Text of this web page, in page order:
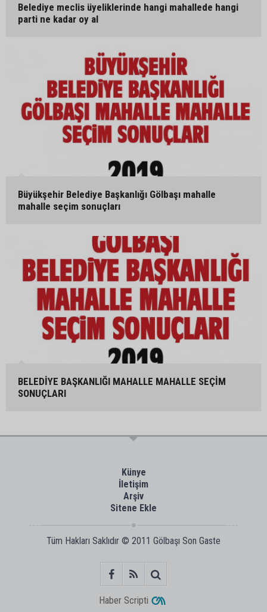
Belediye meclis üyeliklerinde hangi mahallede hangi
parti ne kadar oy al
Büyükşehir Belediye Başkanlığı Gölbaşı mahalle
mahalle seçim sonuçları
BELEDİYE BAŞKANLIĞI MAHALLE MAHALLE SEÇİM
SONUÇLARI
Künye
İletişim
Arşiv
Sitene Ekle
Tüm Hakları Saklıdır © 2011 Gölbaşı Son Gaste
Haber Scripti